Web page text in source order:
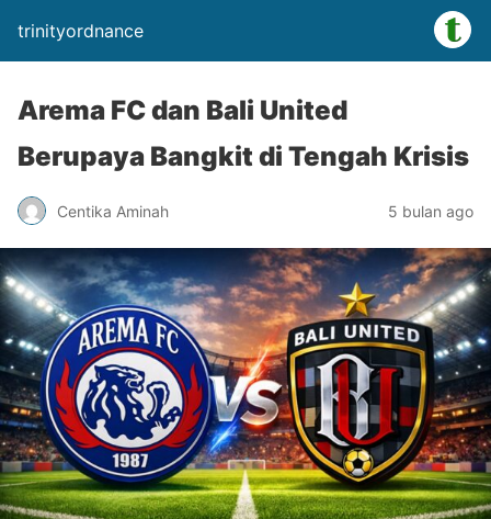
trinityordnance
Arema FC dan Bali United
Berupaya Bangkit di Tengah Krisis
Centika Aminah 5 bulan ago